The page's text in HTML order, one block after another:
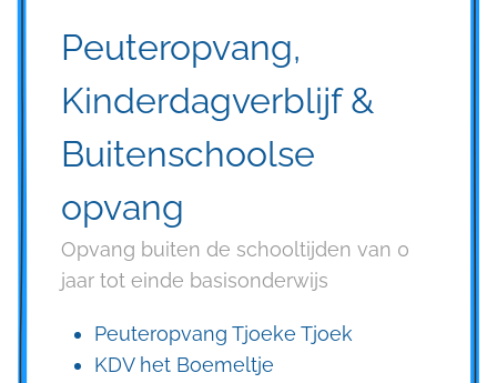
Peuteropvang,
Kinderdagverblijf &
Buitenschoolse
opvang
Opvang buiten de schooltijden van 0
jaar tot einde basisonderwijs
Peuteropvang Tjoeke Tjoek
KDV het Boemeltje